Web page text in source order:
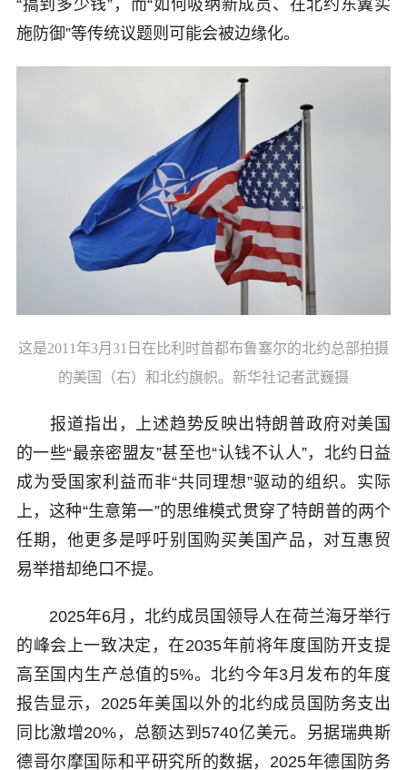
“搞到多少钱”，而“如何吸纳新成员、在北约东翼实
施防御”等传统议题则可能会被边缘化。
这是2011年3月31日在比利时首都布鲁塞尔的北约总部拍摄
的美国（右）和北约旗帜。新华社记者武巍摄
报道指出，上述趋势反映出特朗普政府对美国
的一些“最亲密盟友”甚至也“认钱不认人”，北约日益
成为受国家利益而非“共同理想”驱动的组织。实际
上，这种“生意第一”的思维模式贯穿了特朗普的两个
任期，他更多是呼吁别国购买美国产品，对互惠贸
易举措却绝口不提。
2025年6月，北约成员国领导人在荷兰海牙举行
的峰会上一致决定，在2035年前将年度国防开支提
高至国内生产总值的5%。北约今年3月发布的年度
报告显示，2025年美国以外的北约成员国防务支出
同比激增20%，总额达到5740亿美元。另据瑞典斯
德哥尔摩国际和平研究所的数据，2025年德国防务